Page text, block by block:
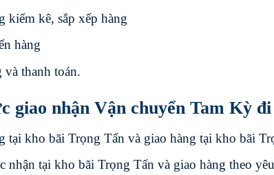
kiểm kê, sắp xếp hàng
hàng
và thanh toán.
giao nhận Vận chuyển Tam Kỳ
tại kho bãi Trọng Tấn và giao hàng tại kho bãi
nhận tại kho bãi Trọng Tấn và giao hàng theo